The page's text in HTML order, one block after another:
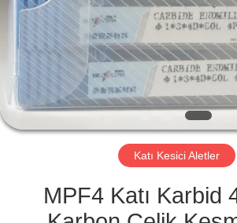
FABRIKA
TURU
KATALOGLAR
BIZIMLE
HABERLER
Katı Kesici Aletler
MPF4 Katı Karbid